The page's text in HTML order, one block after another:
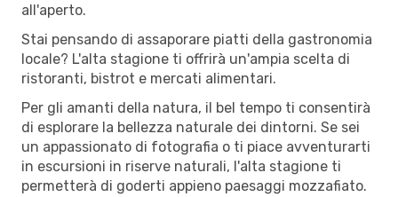
all'aperto.
Stai pensando di assaporare piatti della gastronomia
locale? L'alta stagione ti offrirà un'ampia scelta di
ristoranti, bistrot e mercati alimentari.
Per gli amanti della natura, il bel tempo ti consentirà
di esplorare la bellezza naturale dei dintorni. Se sei
un appassionato di fotografia o ti piace avventurarti
in escursioni in riserve naturali, l'alta stagione ti
permetterà di goderti appieno paesaggi mozzafiato.